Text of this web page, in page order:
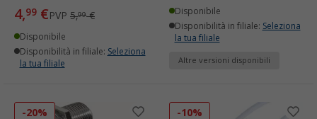
4,99 €PVP 5,99€
Disponibile
Disponibilità in filiale: Seleziona
la tua filiale
Disponibile
Disponibilità in filiale: Seleziona
la tua filiale
Altre versioni disponibili
-20% -10%